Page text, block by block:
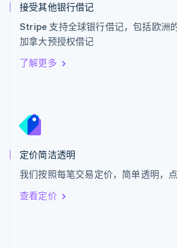
接受其他银行借记
Stripe 支持全球银行借记，包括欧洲
加拿大预授权借记
了解更多
定价简洁透明
我们按照每笔交易定价，简单透明，点
查看定价
泰国
ไทยEnglish
希腊
English
西班牙
新西兰
English
English
ItalianoEnglish
印度
English